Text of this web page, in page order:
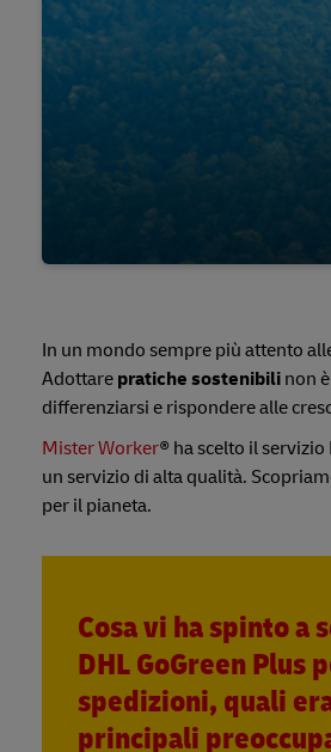
In un mondo sempre più attento
Adottare pratiche sostenibili non
differenziarsi e rispondere alle
Mister Worker® ha scelto il
un servizio di alta qualità.
per il pianeta.
Cosa vi ha spinto
DHL GoGreen Plus
spedizioni, quali
principali